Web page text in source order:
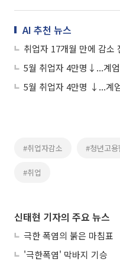
AI 추천 뉴스
5월 취업자 4만명↓...계
5월 취업자 4만명 ↓...계
#취업자감소 #청년고
#취업
신태현 기자의 주요 뉴스
극한 폭염의 붉은 마침표
'극한폭염' 막바지 기승